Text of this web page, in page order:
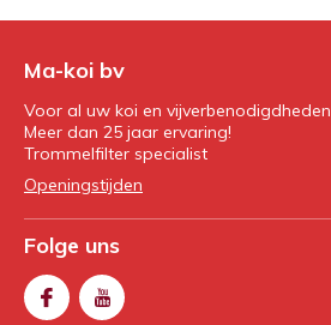
Ma-koi bv
Voor al uw koi en vijverbenodigdheden
Meer dan 25 jaar ervaring!
Trommelfilter specialist
Openingstijden
Folge uns